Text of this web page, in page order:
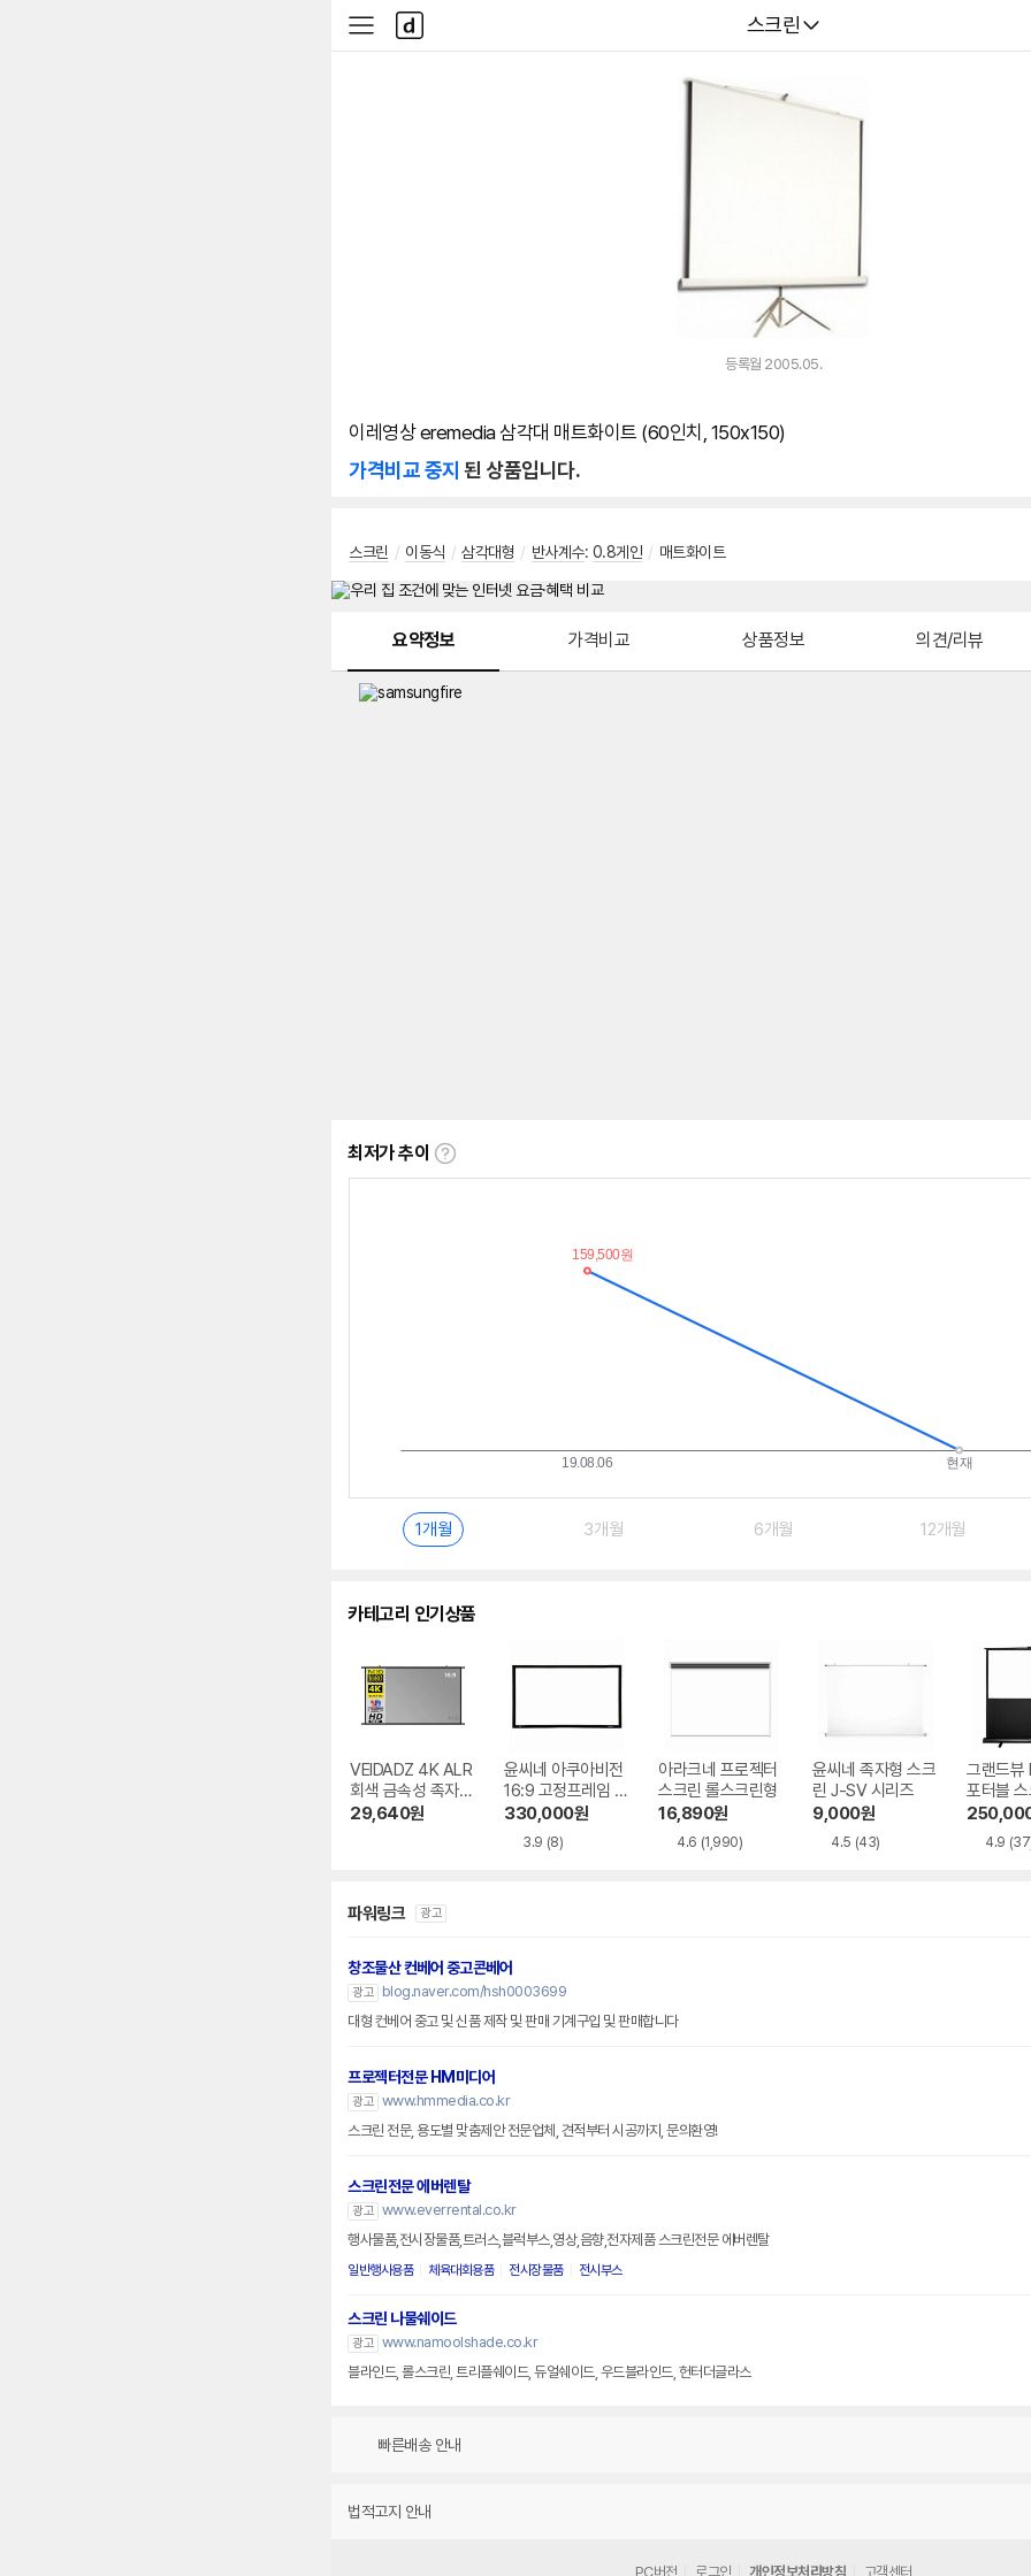
다나와
스크린
사
이
다
나
와
등록월 2005.05.
이레영상 eremedia 삼각대 매트화이트 (60인치, 150x150)
가격비교 중지 된 상품입니다.
스크린 / 이동식 / 삼각대형 / 반사계수: 0.8게인 / 매트화이트
요약정보 가격비교 상품정보 의견/리뷰
최저가 추이
최
1개월 3개월 6개월 12개월
카테고리 인기상품
VEIDADZ 4K ALR
회색 금속성 족자형
빔프로젝터 스크린
29,640원
윤씨네 아쿠아비전
16:9 고정프레임 스
크린 SA-FH 시리
즈 시네비젼원단
330,000원
3.9 (8)
아라크네 프로젝터
스크린 롤스크린형
16,890원
4.6 (1,990)
윤씨네 족자형 스크
린 J-SV 시리즈
9,000원
4.5 (43)
그랜드뷰
포터블
H 시리즈
4.9
파워링크 광고
창조물산 컨베어 중고콘베어
광고
blog.naver.com/hsh0003699
대형 컨베어 중고 및 신품 제작 및 판매 기계구입 및 판매합니다
프로젝터전문 HM미디어
광고 www.hmmedia.co.kr
스크린 전문, 용도별 맞춤제안 전문업체, 견적부터 시공까지, 문의환영!
스크린전문 에버렌탈
광고 www.everrental.co.kr
행사물품,전시장물품,트러스,블럭부스,영상,음향,전자제품 스크린전문 에버렌탈
일반행사용품 체육대회용품 전시장물품 전시부스
스크린 나물쉐이드
광고 www.namoolshade.co.kr
블라인드, 롤스크린, 트리플쉐이드, 듀얼쉐이드, 우드블라인드, 헌터더글라스
빠른배송 안내
법적고지 안내
PC버전 로그인 개인정보처리방침 고객센터